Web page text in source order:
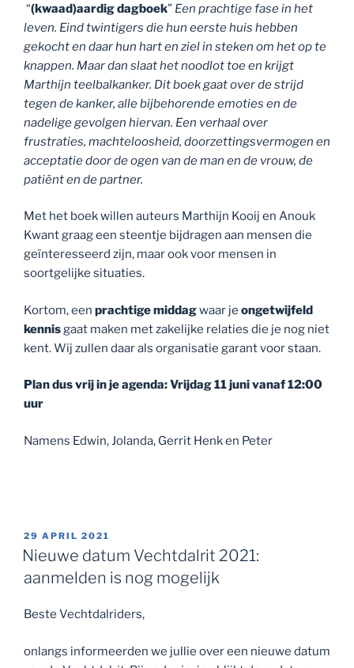
“(kwaad)aardig dagboek” Een prachtige fase in het
leven. Eind twintigers die hun eerste huis hebben
gekocht en daar hun hart en ziel in steken om het op te
knappen. Maar dan slaat het noodlot toe en krijgt
Marthijn teelbalkanker. Dit boek gaat over de strijd
tegen de kanker, alle bijbehorende emoties en de
nadelige gevolgen hiervan. Een verhaal over
frustraties, machteloosheid, doorzettingsvermogen en
acceptatie door de ogen van de man en de vrouw, de
patiënt en de partner.
Met het boek willen auteurs Marthijn Kooij en Anouk
Kwant graag een steentje bijdragen aan mensen die
geïnteresseerd zijn, maar ook voor mensen in
soortgelijke situaties.
Kortom, een prachtige middagwaar je ongetwijfeld
kennisgaat maken met zakelijke relaties die je nog niet
kent. Wij zullen daar als organisatie garant voor staan.
Plan dus vrij in je agenda: Vrijdag 11 juni vanaf 12:00
uur
Namens Edwin, Jolanda, Gerrit Henk en Peter
GEPLAATST
OP
29 APRIL 2021
Nieuwe datum Vechtdalrit 2021:
aanmelden is nog mogelijk
Beste Vechtdalriders,
onlangs informeerden we jullie over een nieuwe datum